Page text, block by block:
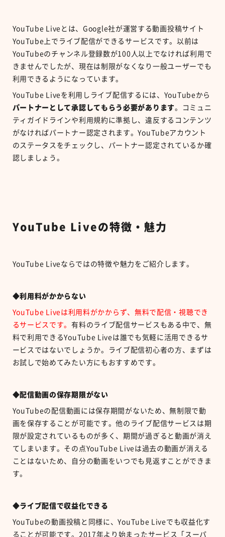
YouTube Liveとは、Google社が運営する動画投稿サイト
YouTube上でライブ配信ができるサービスです。以前は
YouTubeのチャンネル登録数が100人以上でなければ利用で
きませんでしたが、現在は制限がなくなり一般ユーザーでも
利用できるようになっています。
YouTube Liveを利用しライブ配信するには、YouTubeから
パートナーとして承認してもらう必要があります。コミュニ
ティガイドラインや利用規約に準拠し、違反するコンテンツ
がなければパートナー認定されます。YouTubeアカウント
のステータスをチェックし、パートナー認定されているか確
認しましょう。
YouTube Liveの特徴・魅力
YouTube Liveならではの特徴や魅力をご紹介します。
◆利用料がかからない
YouTube Liveは利用料がかからず、無料で配信・視聴でき
るサービスです。有料のライブ配信サービスもある中で、無
料で利用できるYouTube Liveは誰でも気軽に活用できるサ
ービスではないでしょうか。ライブ配信初心者の方、まずは
お試しで始めてみたい方にもおすすめです。
◆配信動画の保存期限がない
YouTubeの配信動画には保存期間がないため、無制限で動
画を保存することが可能です。他のライブ配信サービスは期
限が設定されているものが多く、期間が過ぎると動画が消え
てしまいます。その点YouTube Liveは過去の動画が消える
ことはないため、自分の動画をいつでも見返すことができま
す。
◆ライブ配信で収益化できる
YouTubeの動画投稿と同様に、YouTube Liveでも収益化す
ることが可能です。2017年より始まったサービス「スーパ